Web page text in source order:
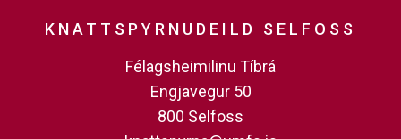
KNATTSPYRNUDEILD SELFOSS
Félagsheimilinu Tíbrá
Engjavegur 50
800 Selfoss